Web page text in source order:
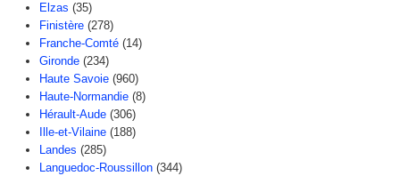
Elzas (35)
Finistère (278)
Franche-Comté (14)
Gironde (234)
Haute Savoie (960)
Haute-Normandie (8)
Hérault-Aude (306)
Ille-et-Vilaine (188)
Landes (285)
Languedoc-Roussillon (344)